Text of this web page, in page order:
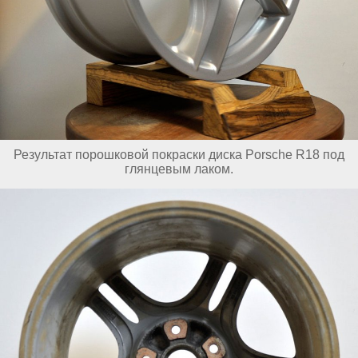
Результат порошковой покраски диска Porsche R18 под
глянцевым лаком.